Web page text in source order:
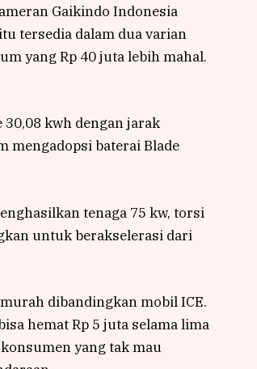
Gaikindo Indonesia
tersedia dalam dua varian
yang Rp 40 juta lebih mahal.
30,08 kwh dengan jarak
mengadopsi baterai Blade
tenaga 75 kw, torsi
untuk berakselerasi dari
dibandingkan mobil ICE.
hemat Rp 5 juta selama lima
yang tak mau